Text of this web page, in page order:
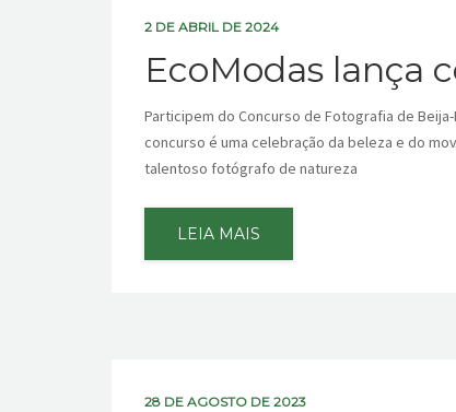
2 DE ABRIL DE 2024
EcoModas lança
Participem do Concurso de Fotografia de
concurso é uma celebração da beleza e do
talentoso fotógrafo de natureza
LEIA MAIS
28 DE AGOSTO DE 2023